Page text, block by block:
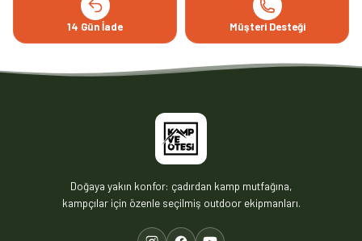
14 Gün İade Müşteri Desteği
Doğaya yakın konfor: çadırdan kamp mutfağına,
kampçılar için özenle seçilmiş outdoor ekipmanları.